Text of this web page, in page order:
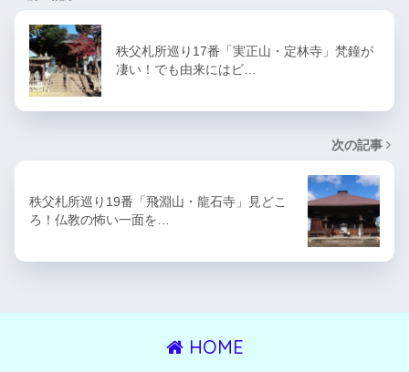
秩父札所巡り17番「実正山・定林寺」梵鐘が
凄い！でも由来にはビ…
次の記事
秩父札所巡り19番「飛淵山・龍石寺」見どこ
ろ！仏教の怖い一面を…
HOME